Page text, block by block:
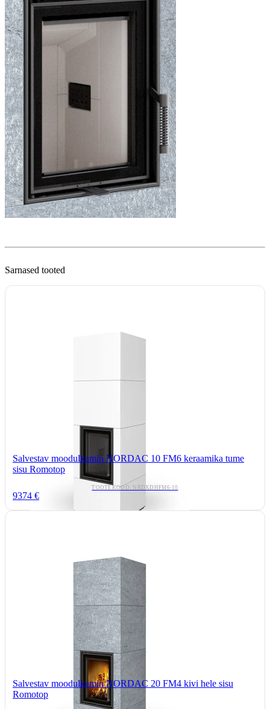
Sarnased tooted
Salvestav moodulkamin NORDAC 10 FM6 keraamika tume
sisu Romotop
TOOTEKOOD: NRDXDHFM6-10
9374 €
Salvestav moodulkamin NORDAC 20 FM4 kivi hele sisu
Romotop